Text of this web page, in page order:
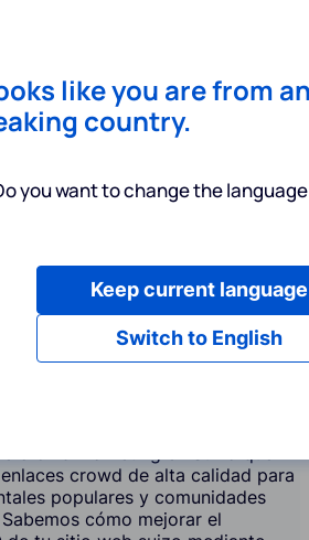
to check
browse.
Servicios
Español
de
(Crowd) en Suiza
crowd marketing en Suiza que
crowd de alta calidad para
populares y comunidades
cómo mejorar el
like you are from
country.
you want to change the
Switch to English
Keep current language